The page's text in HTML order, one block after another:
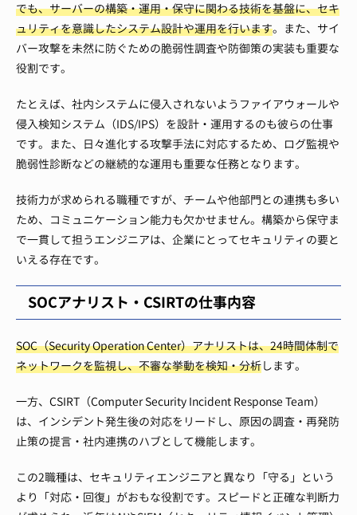
でも、サーバーの構築・運用・保守に関わる技術を基盤に、セキ
ュリティを意識したシステム設計や運用を行います。また、サイ
バー攻撃を未然に防ぐための脆弱性調査や防御策の実装も重要な
役割です。
たとえば、社内システムに侵入されないようファイアウォールや
侵入検知システム（IDS/IPS）を設計・運用するのも彼らの仕事
です。また、日々進化する攻撃手法に対応するため、ログ監視や
脆弱性診断などの継続的な運用も重要な任務となります。
技術力が求められる職種ですが、チームや他部門との連携も多い
ため、コミュニケーション能力も欠かせません。構築から保守ま
で一貫して担うエンジニアは、企業にとってセキュリティの要と
いえる存在です。
SOCアナリスト・CSIRTの仕事内容
SOC（Security Operation Center）アナリストは、24時間体制で
ネットワークを監視し、不審な挙動を検知・分析します。
一方、CSIRT（Computer Security Incident Response Team）
は、インシデント発生後の対応をリードし、原因の調査・再発防
止策の提言・社内連携のハブとして機能します。
この2職種は、セキュリティエンジニアと異なり「守る」という
より「対応・回復」がおもな役割です。スピードと正確な判断力